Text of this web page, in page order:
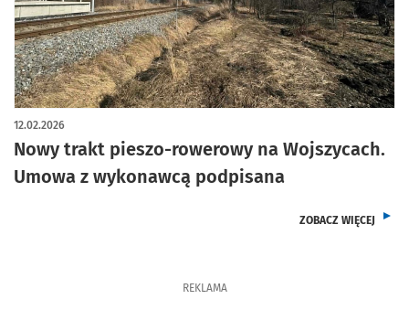
Nowy trakt pieszo-rowerowy na Wojszycach.
Umowa z wykonawcą podpisana
12.02.2026
ZOBACZ WIĘCEJ Z
REKLAMA